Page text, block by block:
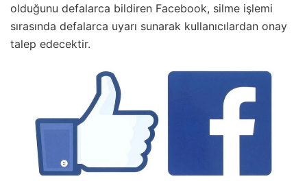
olduğunu defalarca bildiren Facebook, silme işlemi
sırasında defalarca uyarı sunarak kullanıcılardan onay
talep edecektir.